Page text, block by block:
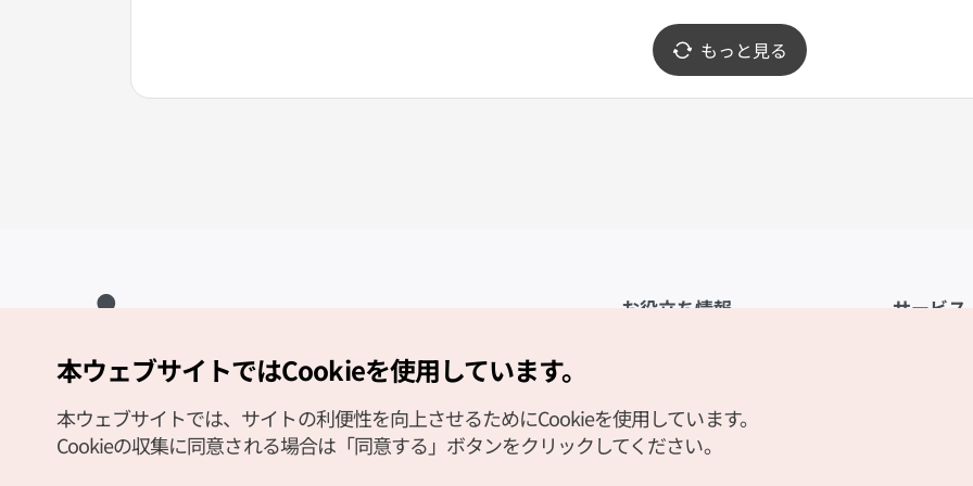
もっと見る
お役立ち情報
観光資料ダウンロード
デジタルブック／電子書籍
サービス
Copyright (c) Korea Tourism Organization All Rights Reserved.
サイトエラー報告
公式メール
本ウェブサイトではCookieを使用しています。
本ウェブサイトでは、サイトの利便性を向上させるためにCookieを使用しています。
Cookieの収集に同意される場合は「同意する」ボタンをクリックしてください。